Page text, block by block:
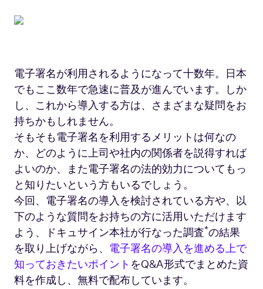
電子署名が利用されるようになって十数年。日本
でもここ数年で急速に普及が進んでいます。しか
し、これから導入する方は、さまざまな疑問をお
持ちかもしれません。
そもそも電子署名を利用するメリットは何なの
か、どのように上司や社内の関係者を説得すれば
よいのか、また電子署名の法的効力についてもっ
と知りたいという方もいるでしょう。
今回、電子署名の導入を検討されている方や、以
下のような質問をお持ちの方に活用いただけます
よう、ドキュサイン本社が行なった調査*の結果
を取り上げながら、 電子署名の導入を進める上で
知っておきたいポイント をQ&A形式でまとめた資
料を作成し、無料で配布しています。